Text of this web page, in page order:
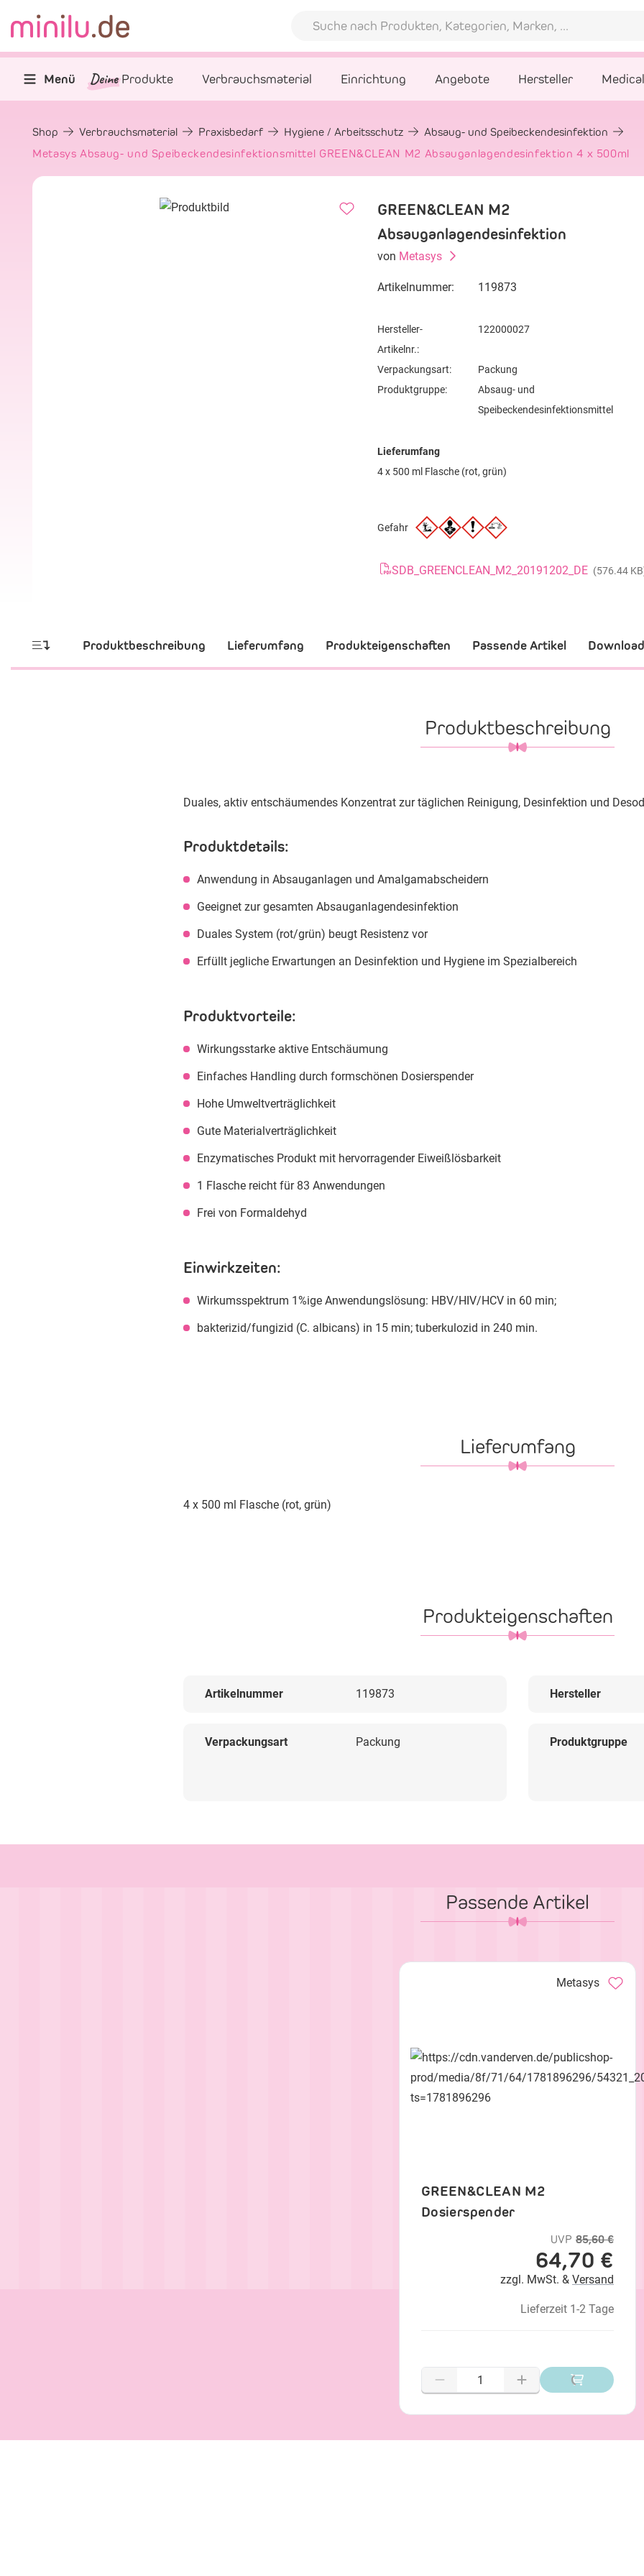
Menü Deine Produkte Verbrauchsmaterial Einrichtung Angebote Hersteller
Shop Verbrauchsmaterial Praxisbedarf Hygiene / Arbeitsschutz
Absaug- und Speibeckendesinfektion
Metasys Absaug- und Speibeckendesinfektionsmittel GREEN&CLEAN M2 Absauganlagendesinfektion 4 x 500ml
GREEN&CLEAN M2
Absauganlagendesinfektion
von Metasys
Artikelnummer: 119873
Hersteller-
Artikelnr.:
122000027
Verpackungsart:
Packung
Produktgruppe:
Absaug- und
Speibeckendesinfektionsmittel
Lieferumfang
4 x 500 ml Flasche (rot, grün)
Gefahr
SDB_GREENCLEAN_M2_20191202_DE (576.44
Produktbeschreibung Lieferumfang Produkteigenschaften Passende Artikel
Produktbeschreibung
Duales, aktiv entschäumendes Konzentrat zur täglichen Reinigung, Desinfektion und
Produktdetails:
Anwendung in Absauganlagen und Amalgamabscheidern
Geeignet zur gesamten Absauganlagendesinfektion
Duales System (rot/grün) beugt Resistenz vor
Erfüllt jegliche Erwartungen an Desinfektion und Hygiene im Spezialbereich
Produktvorteile:
Wirkungsstarke aktive Entschäumung
Einfaches Handling durch formschönen Dosierspender
Hohe Umweltverträglichkeit
Gute Materialverträglichkeit
Enzymatisches Produkt mit hervorragender Eiweißlösbarkeit
1 Flasche reicht für 83 Anwendungen
Frei von Formaldehyd
Einwirkzeiten:
Wirkumsspektrum 1%ige Anwendungslösung: HBV/HIV/HCV in 60 min;
bakterizid/fungizid (C. albicans) in 15 min; tuberkulozid in 240 min.
Lieferumfang
4 x 500 ml Flasche (rot, grün)
Produkteigenschaften
Artikelnummer 119873 Hersteller
Verpackungsart Packung Produktgruppe
Passende Artikel
Metasys
GREEN&CLEAN M2
Dosierspender
UVP 85,60 €
64,70 €
zzgl. MwSt. & Versand
Lieferzeit 1-2 Tage